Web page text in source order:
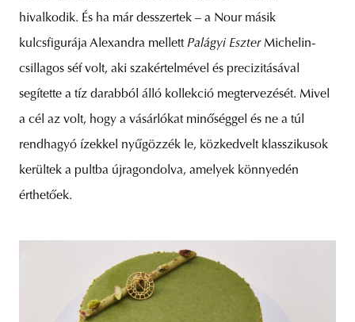
hivalkodik. És ha már desszertek – a Nour másik
kulcsfigurája Alexandra mellett Palágyi EszterMichelin-
csillagos séf volt, aki szakértelmével és precizitásával
segítette a tíz darabból álló kollekció megtervezését. Mivel
a cél az volt, hogy a vásárlókat minőséggel és ne a túl
rendhagyó ízekkel nyűgözzék le, közkedvelt klasszikusok
kerültek a pultba újragondolva, amelyek könnyedén
érthetőek.